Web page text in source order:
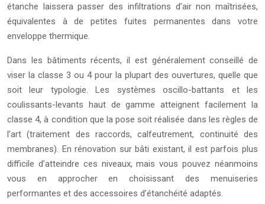
étanche laissera passer des infiltrations d’air non maîtrisées,
équivalentes à de petites fuites permanentes dans votre
enveloppe thermique.
Dans les bâtiments récents, il est généralement conseillé de
viser la classe 3 ou 4 pour la plupart des ouvertures, quelle que
soit leur typologie. Les systèmes oscillo-battants et les
coulissants-levants haut de gamme atteignent facilement la
classe 4, à condition que la pose soit réalisée dans les règles de
l’art (traitement des raccords, calfeutrement, continuité des
membranes). En rénovation sur bâti existant, il est parfois plus
difficile d’atteindre ces niveaux, mais vous pouvez néanmoins
vous en approcher en choisissant des menuiseries
performantes et des accessoires d’étanchéité adaptés.